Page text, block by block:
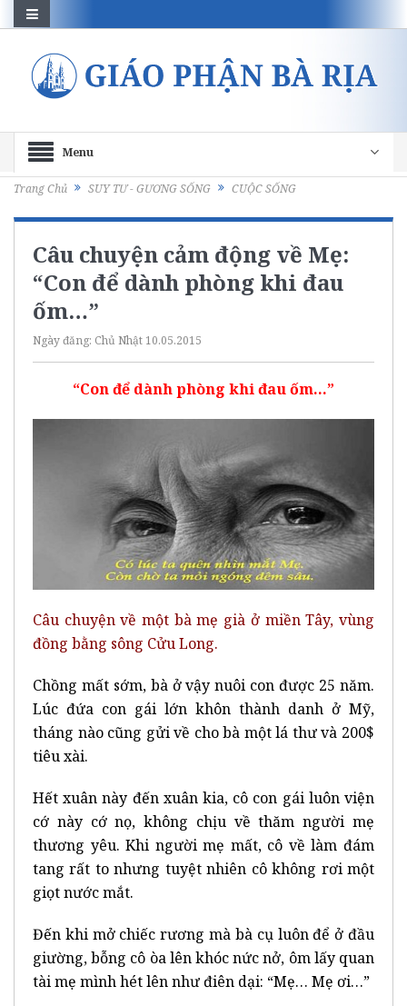
Menu
Trang Chủ SUY TƯ - GƯƠNG SỐNG CUỘC SỐNG
Câu chuyện cảm động về Mẹ:
“Con để dành phòng khi đau
ốm…”
Ngày đăng: Chủ Nhật 10.05.2015
“Con để dành phòng khi đau ốm…”
Câu chuyện về một bà mẹ già ở miền Tây, vùng
đồng bằng sông Cửu Long.
Chồng mất sớm, bà ở vậy nuôi con được 25 năm.
Lúc đứa con gái lớn khôn thành danh ở Mỹ,
tháng nào cũng gửi về cho bà một lá thư và 200$
tiêu xài.
Hết xuân này đến xuân kia, cô con gái luôn viện
cớ này cớ nọ, không chịu về thăm người mẹ
thương yêu. Khi người mẹ mất, cô về làm đám
tang rất to nhưng tuyệt nhiên cô không rơi một
giọt nước mắt.
Đến khi mở chiếc rương mà bà cụ luôn để ở đầu
giường, bỗng cô òa lên khóc nức nở, ôm lấy quan
tài mẹ mình hét lên như điên dại: “Mẹ… Mẹ ơi…”